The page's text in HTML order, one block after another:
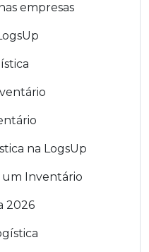
empresas
na LogsUp
um Inventário
2026